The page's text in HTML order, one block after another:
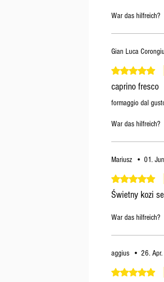
War das hilfreich?
Gian Luca Corongiu
Mit 5 von 5
caprino fresco
formaggio dal
War das hilfreich?
Mariusz • 01.
Mit 5 von 5
Świetny kozi
War das hilfreich?
aggius • 26. Apr.
Mit 5 von 5